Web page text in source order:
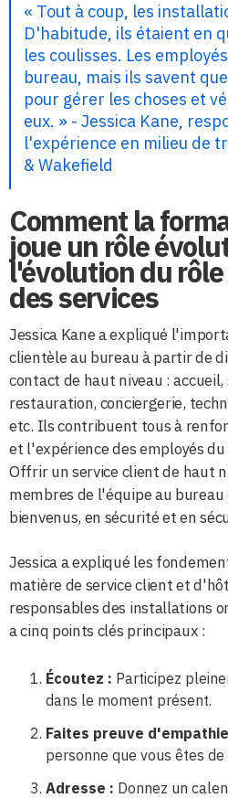
« Tout à coup, les
D'habitude, ils étaient en
les coulisses. Les
bureau, mais ils savent
pour gérer les choses et
eux. » - Jessica Kane,
l'expérience en milieu de
& Wakefield
Comment la
joue un rôle
l'évolution du
des services
Jessica Kane a expliqué
clientèle au bureau à partir de
contact de haut niveau :
restauration, conciergerie,
etc. Ils contribuent tous à
et l'expérience des employés
Offrir un service client de haut
membres de l'équipe au bureau
bienvenus, en sécurité et en
Jessica a expliqué les
matière de service client et
responsables des installations
a cinq points clés principaux :
Écoutez : Participez
dans le moment présent.
Faites preuve
personne que vous êtes de
Adresse : Donnez un